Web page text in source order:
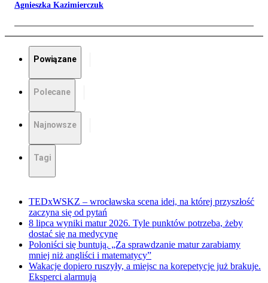
Agnieszka Kazimierczuk
Powiązane
Polecane
Najnowsze
Tagi
TEDxWSKZ – wrocławska scena idei, na której przyszłość
zaczyna się od pytań
8 lipca wyniki matur 2026. Tyle punktów potrzeba, żeby
dostać się na medycynę
Poloniści się buntują. „Za sprawdzanie matur zarabiamy
mniej niż angliści i matematycy”
Wakacje dopiero ruszyły, a miejsc na korepetycje już brakuje.
Eksperci alarmują